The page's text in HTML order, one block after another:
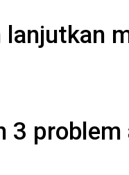
lanjutkan
3